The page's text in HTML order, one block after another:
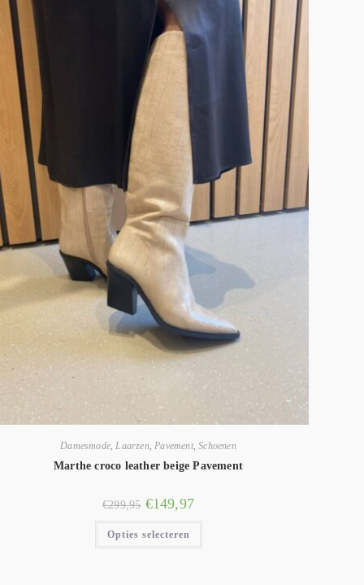
Damesmode,Laarzen,Pavement,Schoenen
Marthe croco leather beige Pavement
€299,95 €149,97
Opties selecteren